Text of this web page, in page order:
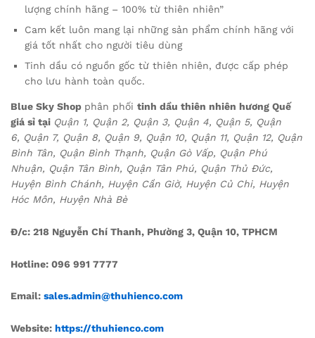
lượng chính hãng – 100% từ thiên nhiên”
Cam kết luôn mang lại những sản phẩm chính hãng với
giá tốt nhất cho người tiêu dùng
Tinh dầu có nguồn gốc từ thiên nhiên, được cấp phép
cho lưu hành toàn quốc.
Blue Sky Shop phân phối tinh dầu thiên nhiên hương Quế
giá sỉ tại Quận 1, Quận 2, Quận 3, Quận 4, Quận 5, Quận
6, Quận 7, Quận 8, Quận 9, Quận 10, Quận 11, Quận 12, Quận
Bình Tân, Quận Bình Thạnh, Quận Gò Vấp, Quận Phú
Nhuận, Quận Tân Bình, Quận Tân Phú, Quận Thủ Đức,
Huyện Bình Chánh, Huyện Cần Giờ, Huyện Củ Chi, Huyện
Hóc Môn, Huyện Nhà Bè
Đ/c: 218 Nguyễn Chí Thanh, Phường 3, Quận 10, TPHCM
Hotline: 096 991 7777
Email: sales.admin@thuhienco.com
Website: https://thuhienco.com